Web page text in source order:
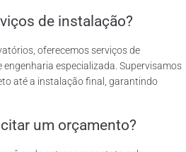
de instalação?
oferecemos serviços de
especializada. Supervisamos
até a instalação final, garantindo
um orçamento?